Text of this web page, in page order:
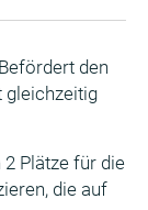
den
gleichzeitig
Plätze für die
die auf